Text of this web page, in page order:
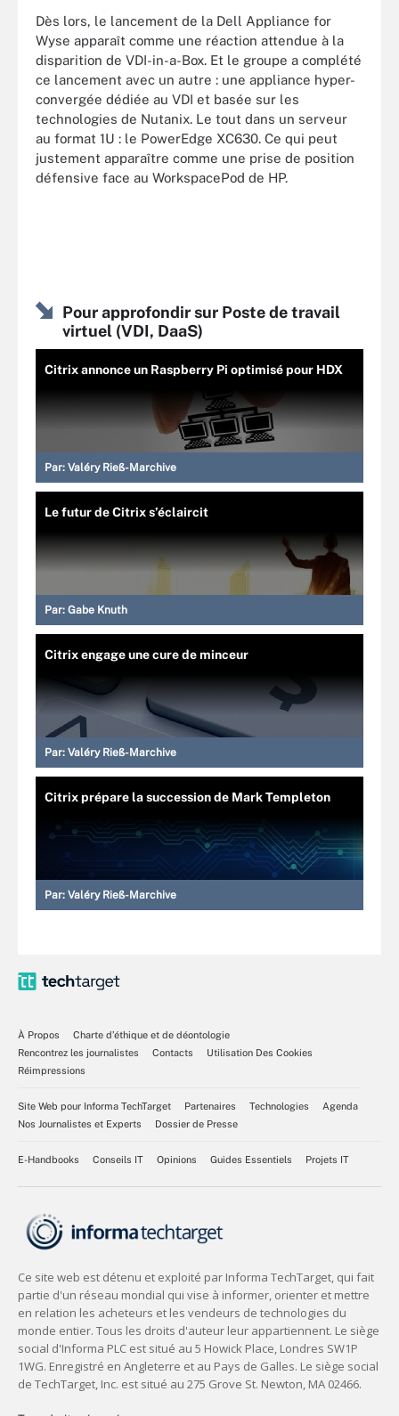
Dès lors, le lancement de la Dell Appliance for
Wyse apparaît comme une réaction attendue à la
disparition de VDI-in-a-Box. Et le groupe a complété
ce lancement avec un autre : une appliance hyper-
convergée dédiée au VDI et basée sur les
technologies de Nutanix. Le tout dans un serveur
au format 1U : le PowerEdge XC630. Ce qui peut
justement apparaître comme une prise de position
défensive face au WorkspacePod de HP.
Pour approfondir sur Poste de travail
virtuel (VDI, DaaS)
Citrix annonce un Raspberry Pi optimisé pour HDX
Par: Valéry Rieß-Marchive
Le futur de Citrix s’éclaircit
Par: Gabe Knuth
Citrix engage une cure de minceur
Par: Valéry Rieß-Marchive
Citrix prépare la succession de Mark Templeton
Par: Valéry Rieß-Marchive
À Propos
Charte d’éthique et de déontologie
Rencontrez les journalistes
Contacts
Utilisation Des Cookies
Réimpressions
Site Web pour Informa TechTarget Partenaires Technologies
Agenda
Nos Journalistes et Experts
Dossier de Presse
E-Handbooks Conseils IT Opinions Guides Essentiels Projets IT